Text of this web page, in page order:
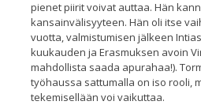
pienet piirit voivat auttaa. Hän
kansainvälisyyteen. Hän oli itse
vuotta, valmistumisen jälkeen
kuukauden ja Erasmuksen avoin
mahdollista saada apurahaa!).
työhaussa sattumalla on iso rooli,
tekemisellään voi vaikuttaa.